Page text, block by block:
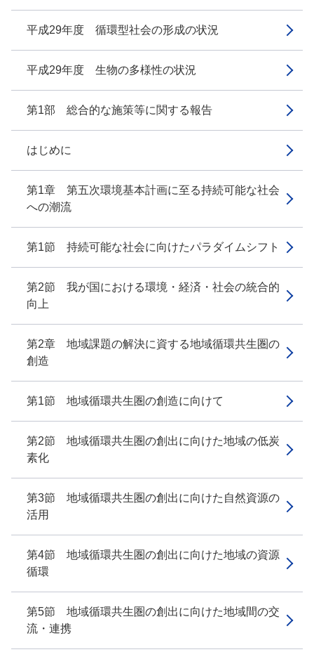
平成29年度 循環型社会の形成の状況
平成29年度 生物の多様性の状況
第1部 総合的な施策等に関する報告
はじめに
第1章 第五次環境基本計画に至る持続可能な社会
への潮流
第1節 持続可能な社会に向けたパラダイムシフト
第2節 我が国における環境・経済・社会の統合的
向上
第2章 地域課題の解決に資する地域循環共生圏の
創造
第1節 地域循環共生圏の創造に向けて
第2節 地域循環共生圏の創出に向けた地域の低炭
素化
第3節 地域循環共生圏の創出に向けた自然資源の
活用
第4節 地域循環共生圏の創出に向けた地域の資源
循環
第5節 地域循環共生圏の創出に向けた地域間の交
流・連携